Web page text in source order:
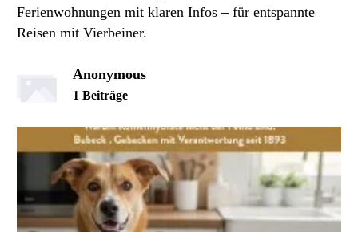
Ferienwohnungen mit klaren Infos – für entspannte
Reisen mit Vierbeiner.
Anonymous
1 Beiträge